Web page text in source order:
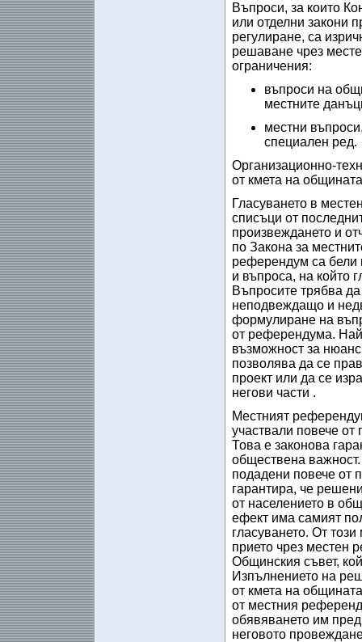
Въпроси, за които
или отделни закони
регулиране, са
решаване чрез
ограничения:
въпроси на
местните
местни
специален ред.
Организационно-
от кмета на
Гласуването в
списъци от
произвеждането и
по Закона за
референдум са бели
и въпроса, на който
Въпросите трябва
неподвеждащо и
формулиране на
от референдума.
възможност за
позволява да се
проект или да се
негови части .
Местният
участвали повече
Това е законова
обществена
подадени повече от
гарантира, че
от населението в
ефект има самият
гласуването. От
прието чрез местен
Общинския съвет,
Изпълнението на
от кмета на
от местния
обявяването им
неговото